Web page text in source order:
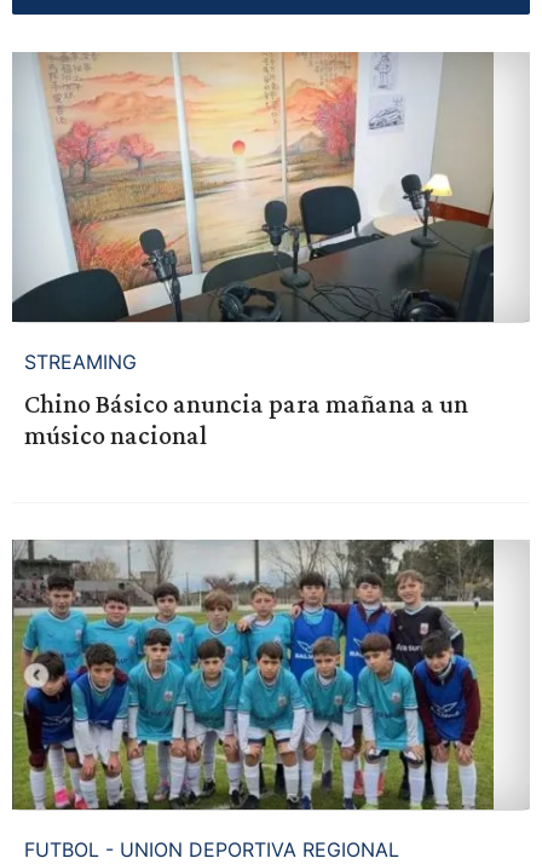
STREAMING
Chino Básico anuncia para mañana a un
músico nacional
FUTBOL - UNION DEPORTIVA REGIONAL